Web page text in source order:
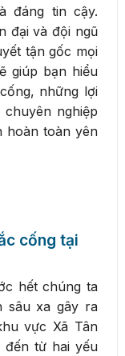
đáng tin cậy.
đại và đội ngũ
tận gốc mọi
giúp bạn hiểu
những lợi
nghiệp
hoàn toàn yên
cống tại
hết chúng ta
sâu xa gây ra
vực Xã Tân
đến từ hai yếu